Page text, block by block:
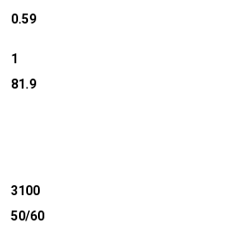
0.59
1
81.9
3100
50/60